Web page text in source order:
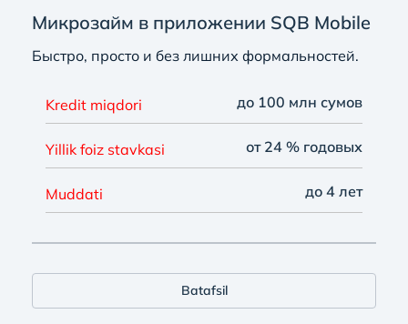
Микрозайм в приложении SQB Mobile
Быстро, просто и без лишних формальностей.
Kredit miqdori до 100 млн сумов
Yillik foiz stavkasi от 24 % годовых
Muddati до 4 лет
Batafsil